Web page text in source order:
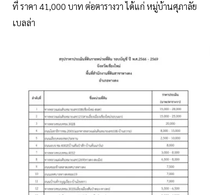
ที่ ราคา 41,000 บาท ต่อตารางวา ได้แก่ หมู่บ้านศุภาลัย
เบลล่า